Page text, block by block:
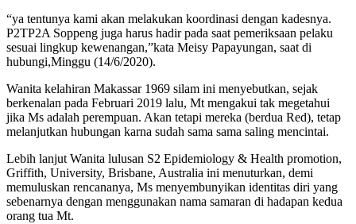
“ya tentunya kami akan melakukan koordinasi dengan kadesnya.
P2TP2A Soppeng juga harus hadir pada saat pemeriksaan pelaku
sesuai lingkup kewenangan,”kata Meisy Papayungan, saat di
hubungi,Minggu (14/6/2020).
Wanita kelahiran Makassar 1969 silam ini menyebutkan, sejak
berkenalan pada Februari 2019 lalu, Mt mengakui tak megetahui
jika Ms adalah perempuan. Akan tetapi mereka (berdua Red), tetap
melanjutkan hubungan karna sudah sama sama saling mencintai.
Lebih lanjut Wanita lulusan S2 Epidemiology & Health promotion,
Griffith, University, Brisbane, Australia ini menuturkan, demi
memuluskan rencananya, Ms menyembunyikan identitas diri yang
sebenarnya dengan menggunakan nama samaran di hadapan kedua
orang tua Mt.